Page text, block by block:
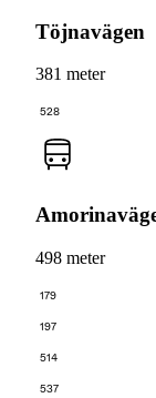
Töjnavägen
381 meter
528
498 meter
179
197
514
537